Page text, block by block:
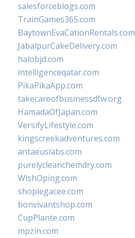
salesforceblogs.com
TrainGames365.com
BaytownEvaCationRentals.com
JabalpurCakeDelivery.com
halobjd.com
intelligenceqatar.com
PikaPikaApp.com
takecareofbusinessdfw.org
HamadaOfJapan.com
VersifyLifestyle.com
kingscreekadventures.com
antaeuslabs.com
purelycleanchemdry.com
WishOping.com
shoplegacee.com
bonvivantshop.com
CupPlante.com
mpzin.com